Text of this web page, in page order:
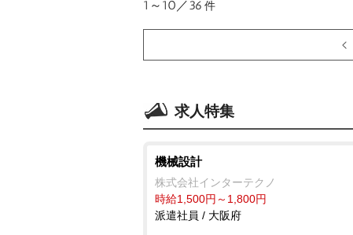
1～10／36 件
求人特集
機械設計
株式会社インターテクノ
時給1,500円～1,800円
派遣社員 / 大阪府